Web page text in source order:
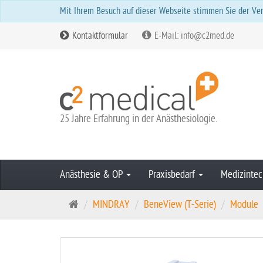
Mit Ihrem Besuch auf dieser Webseite stimmen Sie der
Kontaktformular E-Mail: info@c2med.de
25 Jahre Erfahrung in der Anästhesiologie.
Anästhesie & OP Praxisbedarf
S
a
MINDRAY BeneView (T-Serie) Module